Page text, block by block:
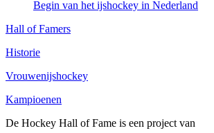
Begin van het ijshockey in Nederland
Hall of Famers
Historie
Vrouwenijshockey
Kampioenen
De Hockey Hall of Fame is een project van